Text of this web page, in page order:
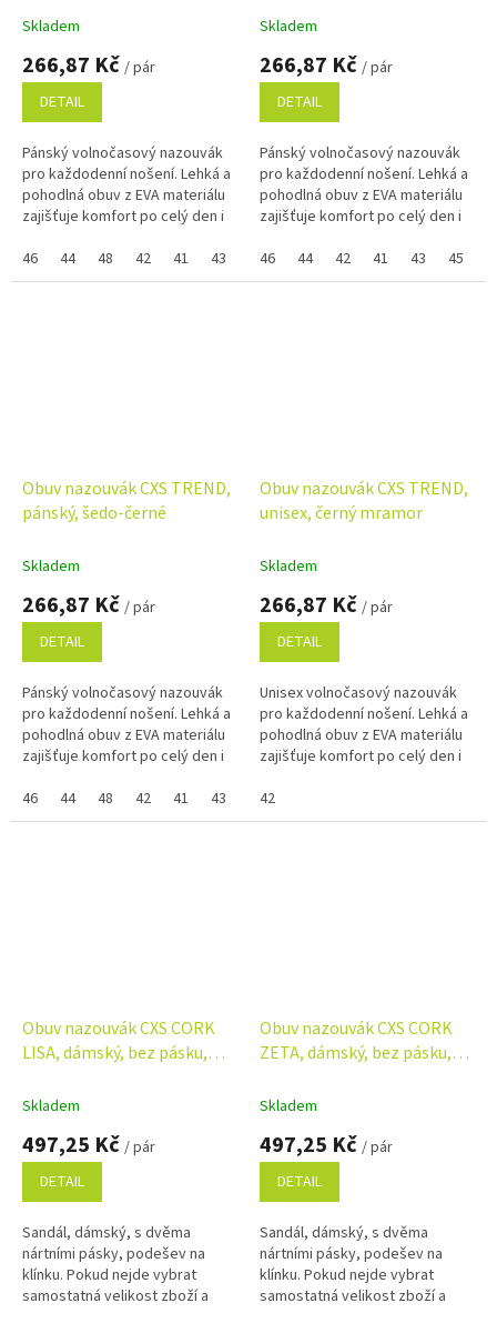
Skladem
266,87 Kč / pár
DETAIL
Pánský volnočasový nazouvák
pro každodenní nošení. Lehká a
pohodlná obuv z EVA materiálu
zajišťuje komfort po celý den i
vrchní části umožňuje...
46 44 48 42 41 43 45 47
Skladem
266,87 Kč / pár
DETAIL
Pánský volnočasový nazouvák
pro každodenní nošení. Lehká a
pohodlná obuv z EVA materiálu
zajišťuje komfort po celý den i
vrchní části umožňuje...
46 44 42 41 43 45
Obuv nazouvák CXS TREND,
pánský, šedo-černé
Skladem
266,87 Kč / pár
DETAIL
Pánský volnočasový nazouvák
pro každodenní nošení. Lehká a
pohodlná obuv z EVA materiálu
zajišťuje komfort po celý den i
vrchní části umožňuje...
46 44 48 42 41 43 45
Obuv nazouvák CXS TREND,
unisex, černý mramor
Skladem
266,87 Kč / pár
DETAIL
Unisex volnočasový nazouvák
pro každodenní nošení. Lehká a
pohodlná obuv z EVA materiálu
zajišťuje komfort po celý den i
vrchní části umožňuje...
42
Obuv nazouvák CXS CORK
LISA, dámský, bez pásku,
Skladem
497,25 Kč / pár
DETAIL
Sandál, dámský, s dvěma
nártními pásky, podešev na
klínku. Pokud nejde vybrat
samostatná velikost zboží a
Obuv nazouvák CXS CORK
ZETA, dámský, bez pásku,
Skladem
497,25 Kč / pár
DETAIL
Sandál, dámský, s dvěma
nártními pásky, podešev na
klínku. Pokud nejde vybrat
samostatná velikost zboží a